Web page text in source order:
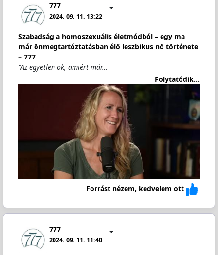
777
2024. 09. 11. 13:22
Szabadság a homoszexuális életmódból – egy ma
már önmegtartóztatásban élő leszbikus nő története
– 777
“Az egyetlen ok, amiért már…
Folytatódik...
Forrást nézem, kedvelem ott
777
2024. 09. 11. 11:40